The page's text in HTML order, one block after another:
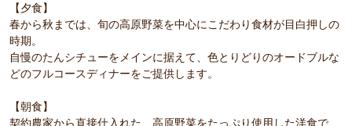
【夕食】
春から秋までは、旬の高原野菜を中心にこだわり食材が目白押しの
時期。
自慢のたんシチューをメインに据えて、色とりどりのオードブルな
どのフルコースディナーをご提供します。
【朝食】
契約農家から直接仕入れた、高原野菜をたっぷり使用した洋食で